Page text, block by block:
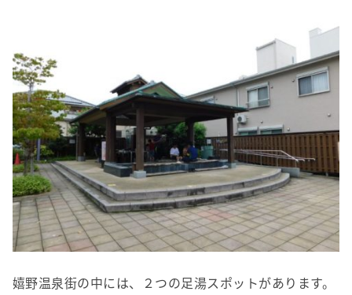
嬉野温泉街の中には、２つの足湯スポットがあります。